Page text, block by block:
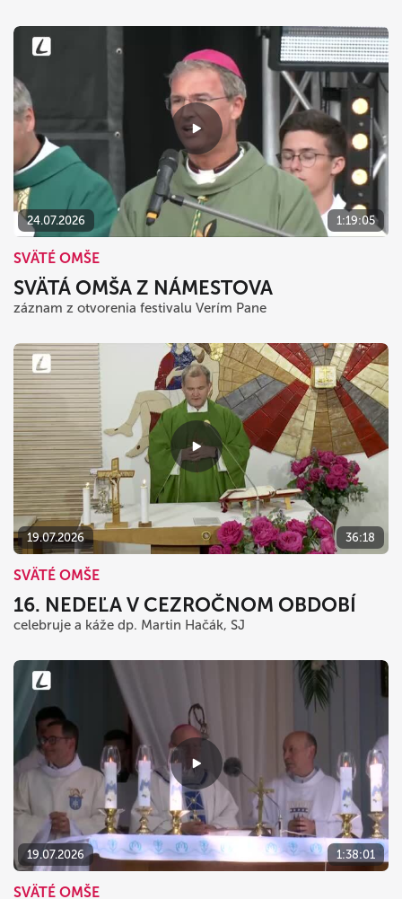
24.07.2026 1:19:05
SVÄTÉ OMŠE
SVÄTÁ OMŠA Z NÁMESTOVA
záznam z otvorenia festivalu Verím Pane
19.07.2026 36:18
SVÄTÉ OMŠE
16. NEDEĽA V CEZROČNOM OBDOBÍ
celebruje a káže dp. Martin Hačák, SJ
19.07.2026 1:38:01
SVÄTÉ OMŠE